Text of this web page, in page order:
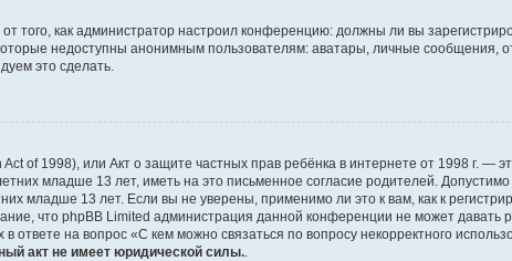
того, как администратор настроил конференцию: должны ли вы
недоступны анонимным пользователям: аватары, личные сообщения,
это сделать.
Act of 1998), или Акт о защите частных прав ребёнка в интернете от 1998 г.
младше 13 лет, иметь на это письменное согласие родителей.
младше 13 лет. Если вы не уверены, применимо ли это к вам, как к
что phpBB Limited администрация данной конференции не может
ответе на вопрос «С кем можно связаться по вопросу некорректного
акт не имеет юридической силы.